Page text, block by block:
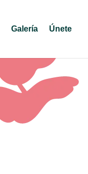
Galería Únete